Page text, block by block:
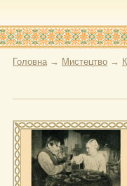
Головна → Мистецтво →